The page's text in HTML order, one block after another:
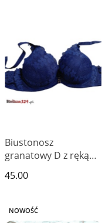
Biustonosz
granatowy D z ręką
45.00
NOWOŚĆ